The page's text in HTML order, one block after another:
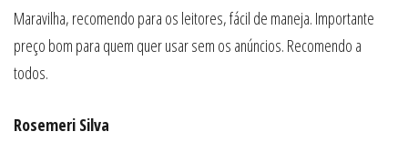
Maravilha, recomendo para os leitores, fácil de maneja. Importante
preço bom para quem quer usar sem os anúncios. Recomendo a
todos.
Rosemeri Silva